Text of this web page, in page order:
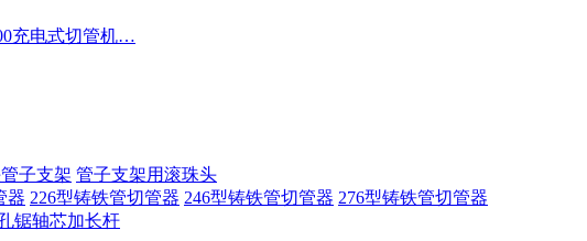
充电式切管机…
子支架 管子支架用滚珠头
器 226型铸铁管切管器 246型铸铁管切管器 276型铸铁管切管器
锯轴芯加长杆